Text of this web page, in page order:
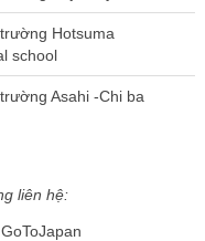
Hotsuma
school
Asahi -Chi ba
liên hệ: